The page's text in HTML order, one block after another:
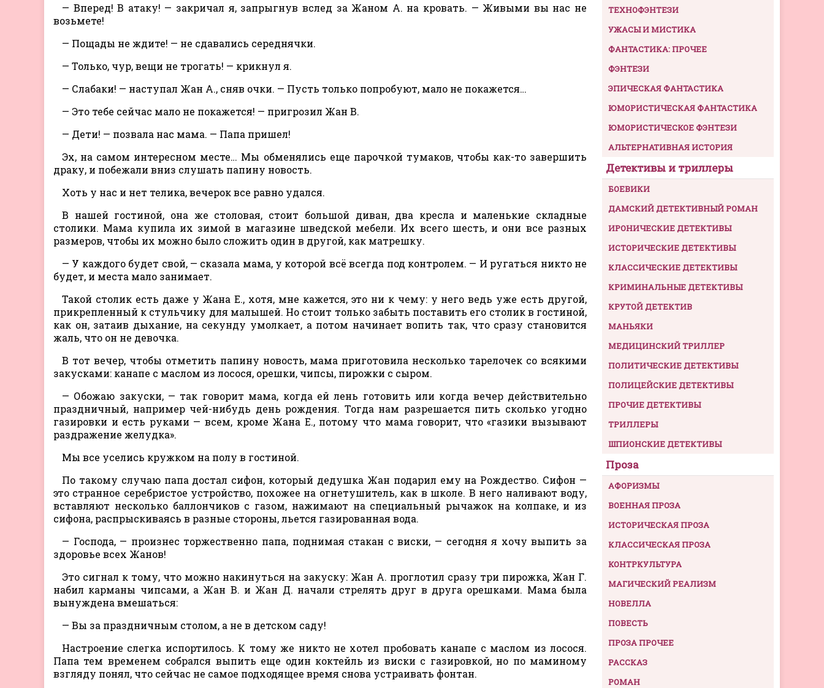
— Вперед! В атаку! — закричал я, запрыгнув вслед за Жаном А. на кровать. — Живыми вы нас не
возьмете!
— Пощады не ждите! — не сдавались середнячки.
— Только, чур, вещи не трогать! — крикнул я.
— Слабаки! — наступал Жан А., сняв очки. — Пусть только попробуют, мало не покажется…
— Это тебе сейчас мало не покажется! — пригрозил Жан В.
— Дети! — позвала нас мама. — Папа пришел!
Эх, на самом интересном месте… Мы обменялись еще парочкой тумаков, чтобы как-то завершить
драку, и побежали вниз слушать папину новость.
Хоть у нас и нет телика, вечерок все равно удался.
В нашей гостиной, она же столовая, стоит большой диван, два кресла и маленькие складные
столики. Мама купила их зимой в магазине шведской мебели. Их всего шесть, и они все разных
размеров, чтобы их можно было сложить один в другой, как матрешку.
— У каждого будет свой, — сказала мама, у которой всё всегда под контролем. — И ругаться никто не
будет, и места мало занимает.
Такой столик есть даже у Жана E., хотя, мне кажется, это ни к чему: у него ведь уже есть другой,
прикрепленный к стульчику для малышей. Но стоит только забыть поставить его столик в гостиной,
как он, затаив дыхание, на секунду умолкает, а потом начинает вопить так, что сразу становится
жаль, что он не девочка.
В тот вечер, чтобы отметить папину новость, мама приготовила несколько тарелочек со всякими
закусками: канапе с маслом из лосося, орешки, чипсы, пирожки с сыром.
— Обожаю закуски, — так говорит мама, когда ей лень готовить или когда вечер действительно
праздничный, например чей-нибудь день рождения. Тогда нам разрешается пить сколько угодно
газировки и есть руками — всем, кроме Жана E., потому что мама говорит, что «газики вызывают
раздражение желудка».
Мы все уселись кружком на полу в гостиной.
По такому случаю папа достал сифон, который дедушка Жан подарил ему на Рождество. Сифон —
это странное серебристое устройство, похожее на огнетушитель, как в школе. В него наливают воду,
вставляют несколько баллончиков с газом, нажимают на специальный рычажок на колпаке, и из
сифона, распрыскиваясь в разные стороны, льется газированная вода.
— Господа, — произнес торжественно папа, поднимая стакан с виски, — сегодня я хочу выпить за
здоровье всех Жанов!
Это сигнал к тому, что можно накинуться на закуску: Жан А. проглотил сразу три пирожка, Жан Г.
набил карманы чипсами, а Жан В. и Жан Д. начали стрелять друг в друга орешками. Мама была
вынуждена вмешаться:
— Вы за праздничным столом, а не в детском саду!
Настроение слегка испортилось. К тому же никто не хотел пробовать канапе с маслом из лосося.
Папа тем временем собрался выпить еще один коктейль из виски с газировкой, но по маминому
взгляду понял, что сейчас не самое подходящее время снова устраивать фонтан.
ТЕХНОФЭНТЕЗИ
УЖАСЫ И МИСТИКА
ФАНТАСТИКА: ПРОЧЕЕ
ФЭНТЕЗИ
ЭПИЧЕСКАЯ ФАНТАСТИКА
ЮМОРИСТИЧЕСКАЯ ФАНТАСТИКА
ЮМОРИСТИЧЕСКОЕ ФЭНТЕЗИ
АЛЬТЕРНАТИВНАЯ ИСТОРИЯ
Детективы и триллеры
БОЕВИКИ
ДАМСКИЙ ДЕТЕКТИВНЫЙ РОМАН
ИРОНИЧЕСКИЕ ДЕТЕКТИВЫ
ИСТОРИЧЕСКИЕ ДЕТЕКТИВЫ
КЛАССИЧЕСКИЕ ДЕТЕКТИВЫ
КРИМИНАЛЬНЫЕ ДЕТЕКТИВЫ
КРУТОЙ ДЕТЕКТИВ
МАНЬЯКИ
МЕДИЦИНСКИЙ ТРИЛЛЕР
ПОЛИТИЧЕСКИЕ ДЕТЕКТИВЫ
ПОЛИЦЕЙСКИЕ ДЕТЕКТИВЫ
ПРОЧИЕ ДЕТЕКТИВЫ
ТРИЛЛЕРЫ
ШПИОНСКИЕ ДЕТЕКТИВЫ
Проза
АФОРИЗМЫ
ВОЕННАЯ ПРОЗА
ИСТОРИЧЕСКАЯ ПРОЗА
КЛАССИЧЕСКАЯ ПРОЗА
КОНТРКУЛЬТУРА
МАГИЧЕСКИЙ РЕАЛИЗМ
НОВЕЛЛА
ПОВЕСТЬ
ПРОЗА ПРОЧЕЕ
РАССКАЗ
РОМАН